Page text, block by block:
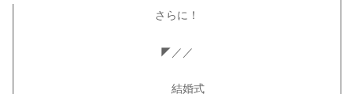
さらに！
◤／／
結婚式